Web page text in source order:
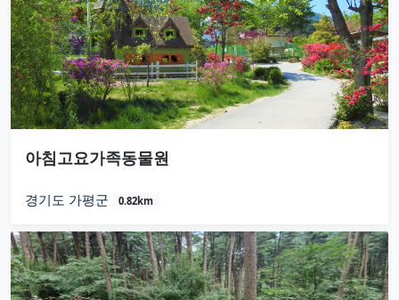
아침고요가족동물원
경기도 가평군 0.82km